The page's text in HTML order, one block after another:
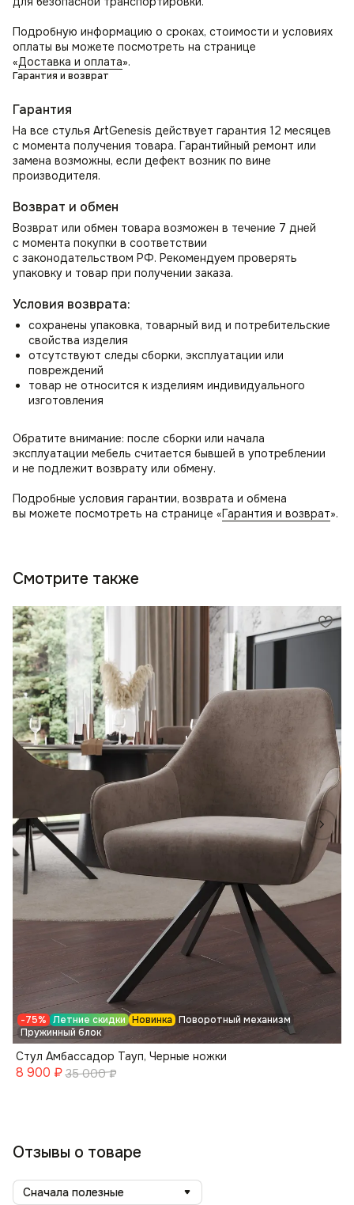
Стильное интерьерное решение! Атмосферу уюта и
тех, кто ценит удобство и стиль.
Подробную информацию о сроках, стоимости и условиях
оплаты вы можете посмотреть на странице
«Доставка и оплата».
Гарантия и возврат
Гарантия
На все стулья ArtGenesis действует гарантия 12 месяцев
с момента получения товара. Гарантийный ремонт или
замена возможны, если дефект возник по вине
производителя.
Возврат и обмен
Возврат или обмен товара возможен в течение 7 дней
с момента покупки в соответствии
с законодательством РФ. Рекомендуем проверять
упаковку и товар при получении заказа.
Условия возврата:
сохранены упаковка, товарный вид и потребительские
свойства изделия
отсутствуют следы сборки, эксплуатации или
повреждений
товар не относится к изделиям индивидуального
изготовления
Обратите внимание: после сборки или начала
эксплуатации мебель считается бывшей в употреблении
и не подлежит возврату или обмену.
Подробные условия гарантии, возврата и обмена
вы можете посмотреть на странице «Гарантия и возврат».
Смотрите также
-75% Летние скидки Новинка Поворотный механизм
Пружинный блок
Стул Амбассадор Тауп, Черные ножки
8 900 ₽ 35 000 ₽
Отзывы о товаре
Сначала полезные